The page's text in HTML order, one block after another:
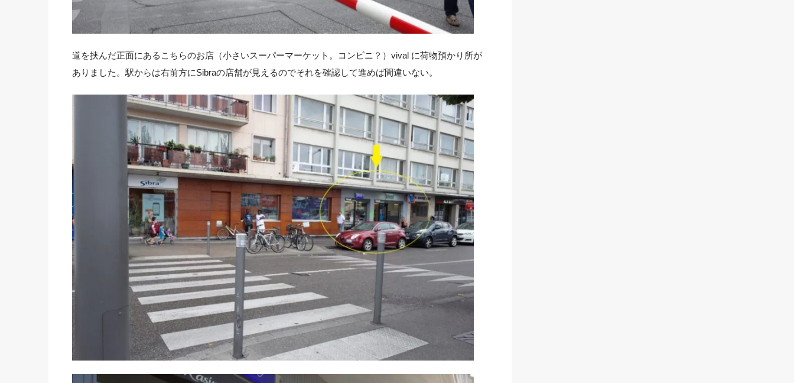
道を挟んだ正面にあるこちらのお店（小さいスーパーマーケット。コンビニ？）vival に荷物預かり所が
ありました。駅からは右前方にSibraの店舗が見えるのでそれを確認して進めば間違いない。